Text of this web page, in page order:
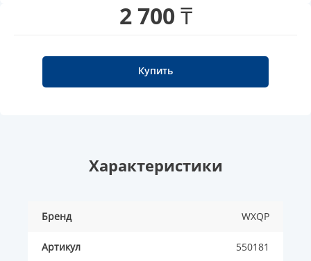
2 700 ₸
Купить
Характеристики
Бренд WXQP
Артикул 550181